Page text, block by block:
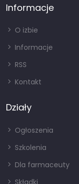
Informacje
O izbie
Informacje
RSS
Kontakt
Działy
Ogłoszenia
Szkolenia
Dla farmaceuty
Składki